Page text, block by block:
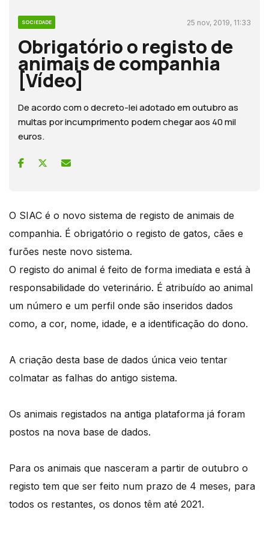
SOCIEDADE 25 nov, 2019, 11:33
Obrigatório o registo de
animais de companhia
[Vídeo]
De acordo com o decreto-lei adotado em outubro as
multas por incumprimento podem chegar aos 40 mil
euros.
O SIAC é o novo sistema de registo de animais de
companhia. É obrigatório o registo de gatos, cães e
furões neste novo sistema.
O registo do animal é feito de forma imediata e está à
responsabilidade do veterinário. É atribuído ao animal
um número e um perfil onde são inseridos dados
como, a cor, nome, idade, e a identificação do dono.
A criação desta base de dados única veio tentar
colmatar as falhas do antigo sistema.
Os animais registados na antiga plataforma já foram
postos na nova base de dados.
Para os animais que nasceram a partir de outubro o
registo tem que ser feito num prazo de 4 meses, para
todos os restantes, os donos têm até 2021.